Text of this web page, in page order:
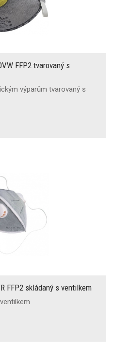
FFP2 tvarovaný s
výparům tvarovaný s
FFP2 skládaný s ventilkem